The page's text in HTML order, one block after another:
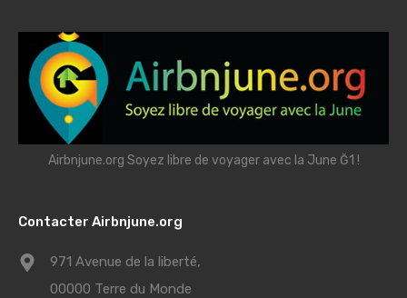
Airbnjune.org Soyez libre de voyager avec la June Ğ1 !
Contacter Airbnjune.org
971 Avenue de la liberté,
00000 Terre du Monde